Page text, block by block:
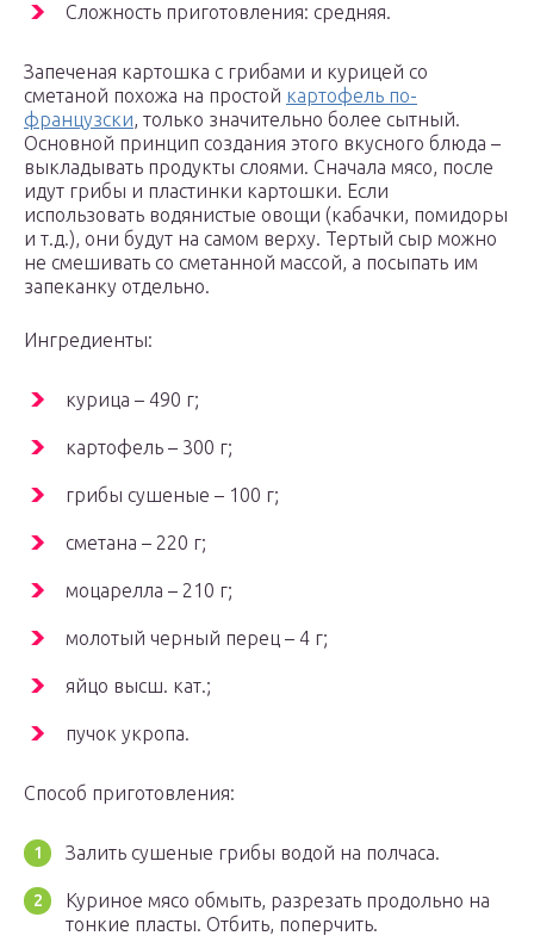
Сложность приготовления: средняя.
Запеченая картошка с грибами и курицей со
сметаной похожа на простой картофель по-
французски, только значительно более сытный.
Основной принцип создания этого вкусного блюда –
выкладывать продукты слоями. Сначала мясо, после
идут грибы и пластинки картошки. Если
использовать водянистые овощи (кабачки, помидоры
и т.д.), они будут на самом верху. Тертый сыр можно
не смешивать со сметанной массой, а посыпать им
запеканку отдельно.
Ингредиенты:
курица – 490 г;
картофель – 300 г;
грибы сушеные – 100 г;
сметана – 220 г;
моцарелла – 210 г;
молотый черный перец – 4 г;
яйцо высш. кат.;
пучок укропа.
Способ приготовления:
Залить сушеные грибы водой на полчаса.
Куриное мясо обмыть, разрезать продольно на
тонкие пласты. Отбить, поперчить.